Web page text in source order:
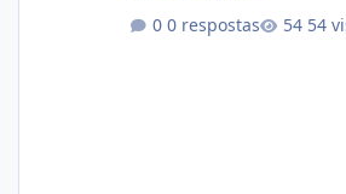
0 respostas
54